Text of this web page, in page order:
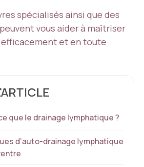
spécialisés ainsi que des
vous aider à maîtriser
et en toute
que le drainage lymphatique ?
d’auto-drainage lymphatique